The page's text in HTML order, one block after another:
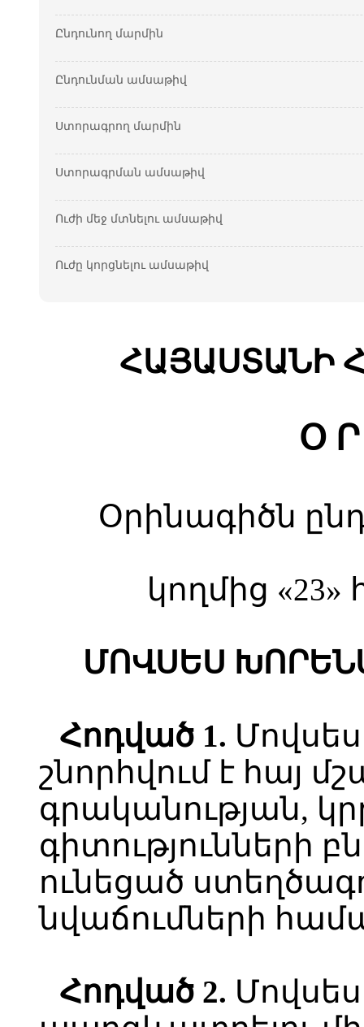
Ընդունող մարմին
Ընդունման ամսաթիվ
Ստորագրող մարմին
Ստորագրման ամսաթիվ
Ուժի մեջ մտնելու ամսաթիվ
Ուժը կորցնելու ամսաթիվ
ՀԱՅԱՍՏԱՆԻ
Օ
Օրինագիծն
կողմից «23»
ՄՈՎՍԵՍ
Հոդված 1.
շնորհվում է հայ
գրականության,
գիտությունների
ունեցած
նվաճումների
Հոդված 2.